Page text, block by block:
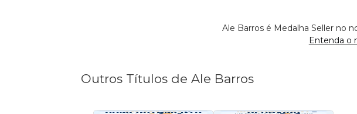
Ale Barros é Medalha Seller no
Entenda o
Outros Títulos de Ale Barros